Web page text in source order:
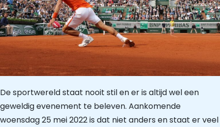
De sportwereld staat nooit stil en er is altijd wel een
geweldig evenement te beleven. Aankomende
woensdag 25 mei 2022 is dat niet anders en staat er veel